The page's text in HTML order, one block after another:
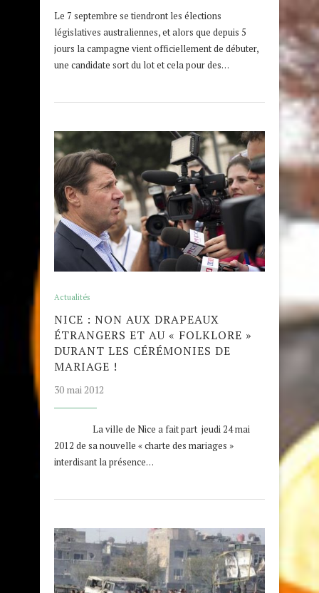
Le 7 septembre se tiendront les élections
législatives australiennes, et alors que depuis 5
jours la campagne vient officiellement de débuter,
une candidate sort du lot et cela pour des…
Actualités
NICE : NON AUX DRAPEAUX
ÉTRANGERS ET AU « FOLKLORE »
DURANT LES CÉRÉMONIES DE
MARIAGE !
30 mai 2012
La ville de Nice a fait part jeudi 24 mai
2012 de sa nouvelle « charte des mariages »
interdisant la présence…